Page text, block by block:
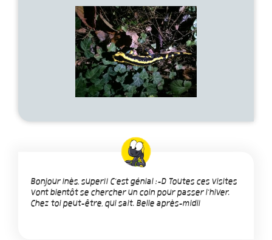
Bonjour Inès, super!! C'est génial :-D Toutes ces visites
vont bientôt se chercher un coin pour passer l'hiver.
Chez toi peut-être, qui sait. Belle après-midi!